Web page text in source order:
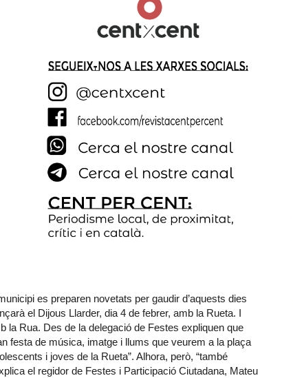
es preparen novetats per gaudir d’aquests dies
el Dijous Llarder, dia 4 de febrer, amb la Rueta. I
la Rua. Des de la delegació de Festes expliquen que
festa de música, imatge i llums que veurem a la plaça
i joves de la Rueta”. Alhora, però, “també
el regidor de Festes i Participació Ciutadana, Mateu